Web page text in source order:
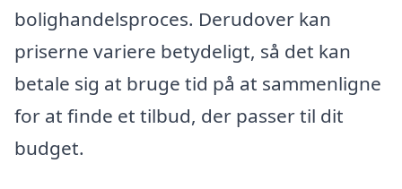
bolighandelsproces. Derudover kan
priserne variere betydeligt, så det kan
betale sig at bruge tid på at sammenligne
for at finde et tilbud, der passer til dit
budget.